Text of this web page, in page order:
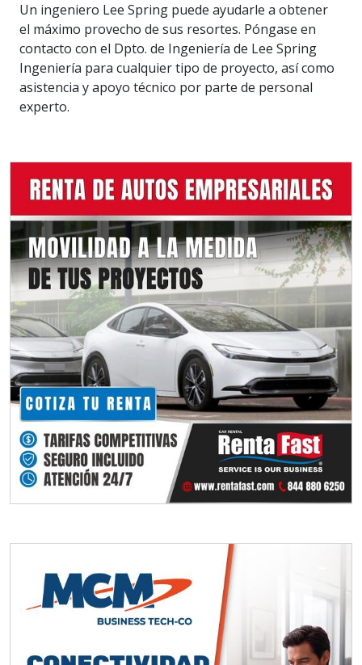
Un ingeniero Lee Spring puede ayudarle a obtener
el máximo provecho de sus resortes. Póngase en
contacto con el Dpto. de Ingeniería de Lee Spring
Ingeniería para cualquier tipo de proyecto, así como
asistencia y apoyo técnico por parte de personal
experto.